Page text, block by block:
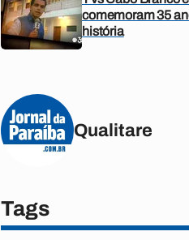
comemoram 35
história
Qualitare
Tags